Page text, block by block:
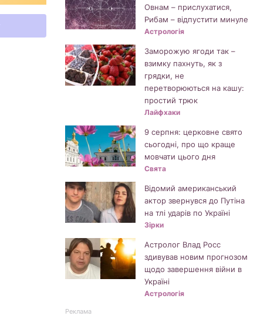
Овнам – прислухатися,
Рибам – відпустити минуле
Астрологія
Заморожую ягоди так –
взимку пахнуть, як з
грядки, не
перетворюються на кашу:
простий трюк
Лайфхаки
9 серпня: церковне свято
сьогодні, про що краще
мовчати цього дня
Свята
Відомий американський
актор звернувся до Путіна
на тлі ударів по Україні
Зірки
Астролог Влад Росс
здивував новим прогнозом
щодо завершення війни в
Україні
Астрологія
Реклама